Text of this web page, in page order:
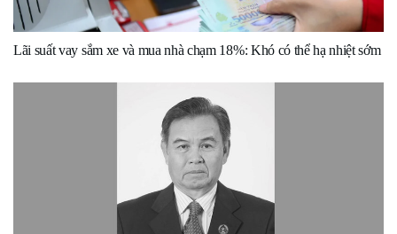
Lãi suất vay sắm xe và mua nhà chạm 18%: Khó có thể hạ nhiệt sớm